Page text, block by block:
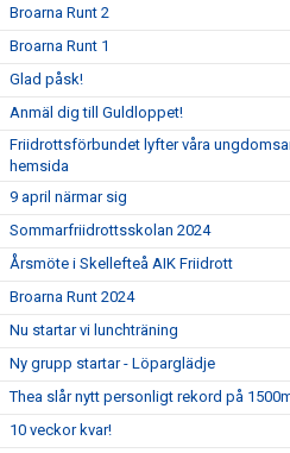
Broarna Runt 2
Broarna Runt 1
Glad påsk!
Anmäl dig till Guldloppet!
Friidrottsförbundet lyfter våra
hemsida
9 april närmar sig
Sommarfriidrottsskolan 2024
Årsmöte i Skellefteå AIK Friidrott
Broarna Runt 2024
Nu startar vi lunchträning
Ny grupp startar - Löparglädje
Thea slår nytt personligt rekord på
10 veckor kvar!